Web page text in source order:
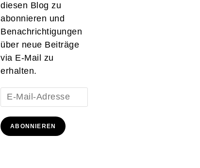
diesen Blog zu
abonnieren und
Benachrichtigungen
über neue Beiträge
via E-Mail zu
erhalten.
E-
Mail-
Adresse
ABONNIEREN